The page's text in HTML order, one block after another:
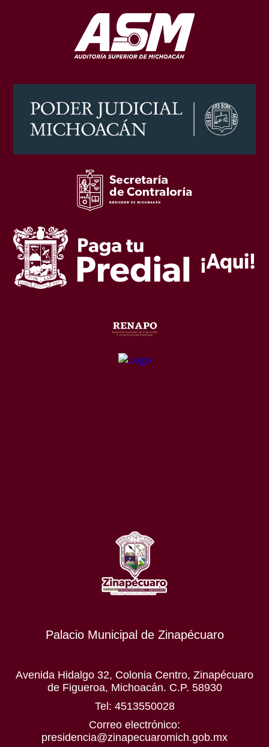
Palacio Municipal de Zinapécuaro
Avenida Hidalgo 32, Colonia Centro, Zinapécuaro
de Figueroa, Michoacán. C.P. 58930
Tel: 4513550028
Correo electrónico:
presidencia@zinapecuaromich.gob.mx